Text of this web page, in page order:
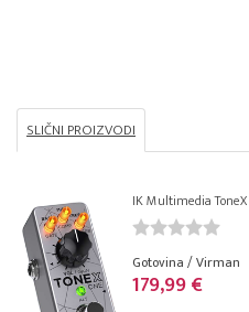
SLIČNI PROIZVODI
IK Multimedia ToneX
Gotovina / Virman
179,99 €